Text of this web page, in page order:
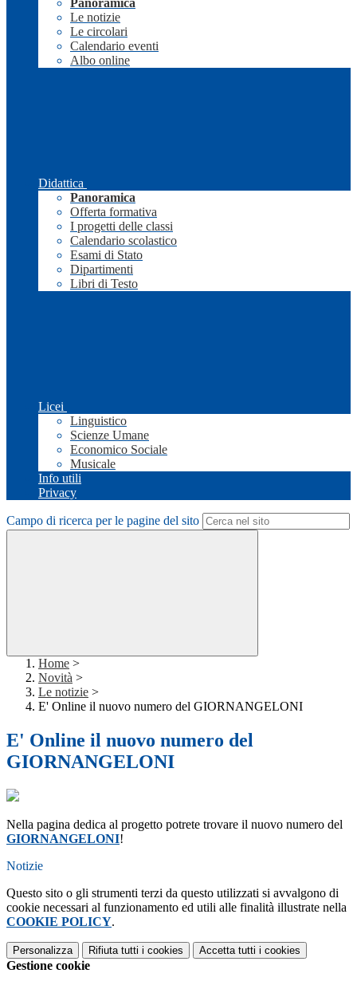
Panoramica
Le notizie
Le circolari
Calendario eventi
Albo online
Didattica
Panoramica
Offerta formativa
I progetti delle classi
Calendario scolastico
Esami di Stato
Dipartimenti
Libri di Testo
Licei
Linguistico
Scienze Umane
Economico Sociale
Musicale
Info utili
Privacy
Campo di ricerca per le pagine del sito
Home >
Novità >
Le notizie >
E' Online il nuovo numero del GIORNANGELONI
E' Online il nuovo numero del
GIORNANGELONI
Nella pagina dedica al progetto potrete trovare il nuovo numero del
GIORNANGELONI!
Notizie
Questo sito o gli strumenti terzi da questo utilizzati si avvalgono di
cookie necessari al funzionamento ed utili alle finalità illustrate nella
COOKIE POLICY.
Personalizza Rifiuta tutti i cookies Accetta tutti i cookies
Gestione cookie